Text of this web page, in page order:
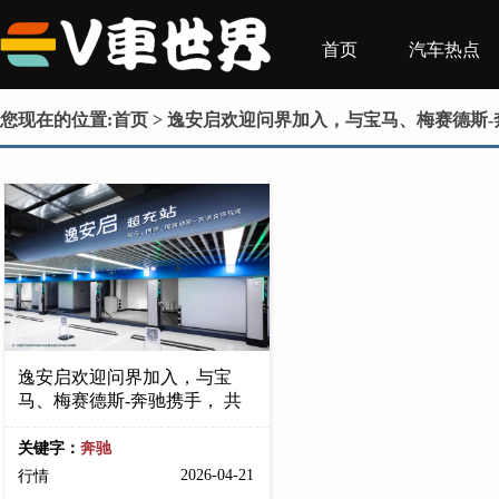
首页 汽车热点
您现在的位置:首页 > 逸安启欢迎问界加入，与宝马、梅赛德斯
逸安启欢迎问界加入，与宝
马、梅赛德斯-奔驰携手， 共
关键字： 奔驰
行情
2026-04-21